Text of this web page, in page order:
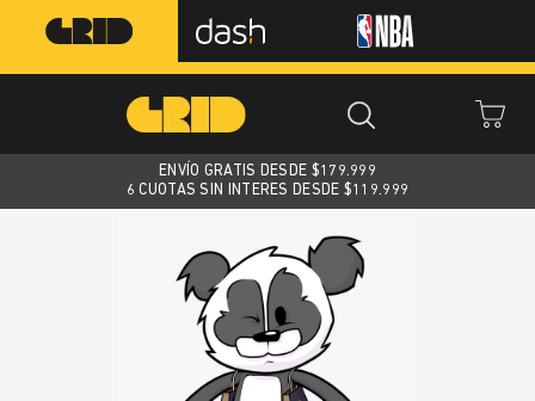
ENVÍO GRATIS DESDE $179.999
6 CUOTAS SIN INTERES DESDE $119.999